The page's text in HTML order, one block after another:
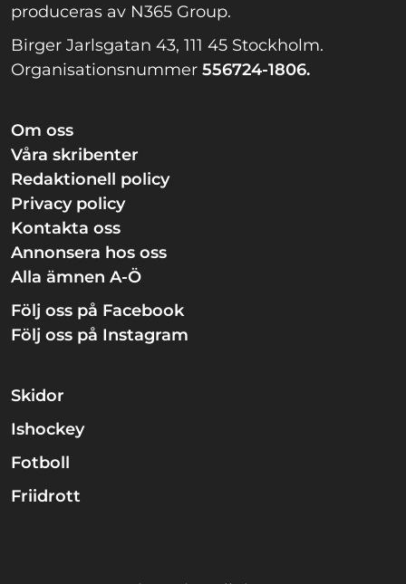
produceras av N365 Group.
Birger Jarlsgatan 43, 111 45 Stockholm.
Organisationsnummer 556724-1806.
Om oss
Våra skribenter
Redaktionell policy
Privacy policy
Kontakta oss
Annonsera hos oss
Alla ämnen A-Ö
Följ oss på Facebook
Följ oss på Instagram
Skidor
Ishockey
Fotboll
Friidrott